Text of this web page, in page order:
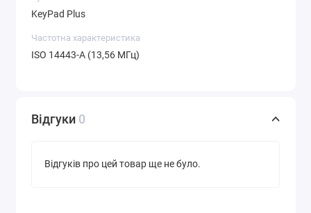
KeyPad Plus
Частотна характеристика
ISO 14443-А (13,56 МГц)
Відгуки 0
Відгуків про цей товар ще не було.